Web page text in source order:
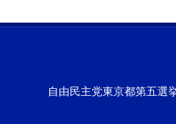
自由民主党東京都第五選